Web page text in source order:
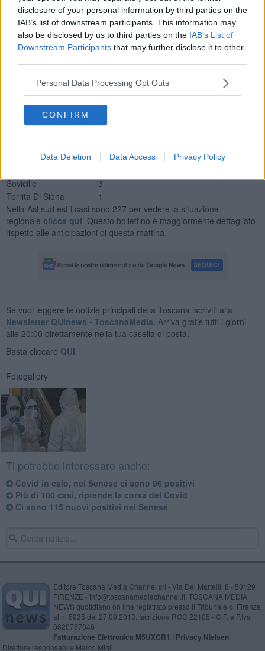
disclosure of your personal information by third parties on the
IAB’s list of downstream participants. This information may
also be disclosed by us to third parties on the IAB’s List of
Downstream Participants that may further disclose it to other
Personal Data Processing Opt Outs
CONFIRM
Data Deletion Data Access Privacy Policy
Montalcino
1
Montepulciano
5
Monteriggioni
6
Monteroni D'Arbia
1
Murlo
1
Poggibonsi
5
Radicofani
1
San Casciano Dei Bagni
San Gimignano
3
Sovicille
3
Torrita Di Siena
1
Nella Asl sud est i casi sono 227 per vedere la situazione
regionale clicca qui . Questo bollettino è maggiormente dettagliato
rispetto alle anticipazioni di questa mattina.
Se vuoi leggere le notizie principali della Toscana iscriviti alla
Newsletter QUInews - ToscanaMedia. Arriva gratis tutti i giorni
alle 20:00 direttamente nella tua casella di posta.
Basta cliccare QUI
Fotogallery
Ti potrebbe interessare anche:
Covid in calo, nel Senese ci sono 96 positivi
Più di 100 casi, riprende la corsa del Covid
Ci sono 115 nuovi positivi nel Senese
Editore Toscana Media Channel srl - Via Dei Martelli, 8 - 50129
FIRENZE - info@toscanamediachannel.it. TOSCANA MEDIA
NEWS quotidiano on line registrato presso il Tribunale di Firenze
al n. 5935 del 27.09.2013. Iscrizione ROC 22105 - C.F. e P.Iva
0620787048
Fatturazione Elettronica M5UXCR1 | Privacy Nielsen
Direttore responsabile Marco Migli